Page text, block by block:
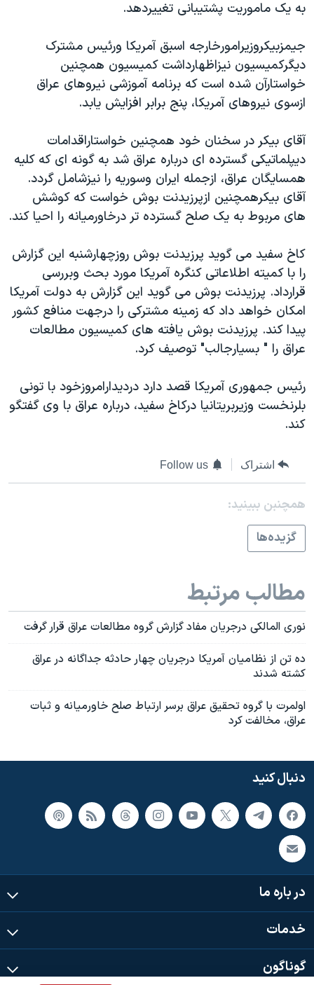
اسرائیل در جنگ
نرگس محمدی برنده جایزه نوبل صلح
همایش محافظه‌کاران آمریکا «سی‌پک»
سفر پرزیدنت ترامپ به چین
به يک ماموريت پشتيبانی تغييردهد.
جيمزبيکروزيرامورخارجه اسبق آمريکا ورئيس مشترک
ديگرکميسيون نيزاظهارداشت کميسيون همچنين
خواستارآن شده است که برنامه آموزشی نيروهای عراق
ازسوی نيروهای آمريکا، پنج برابر افزايش يابد.
آقای بيکر در سخنان خود همچنين خواستاراقدامات
ديپلماتيکی گسترده ای درباره عراق شد به گونه ای که کليه
همسايگان عراق، ازجمله ايران وسوريه را نيزشامل گردد.
آقای بيکرهمچنين ازپرزيدنت بوش خواست که کوشش
های مربوط به يک صلح گسترده تر درخاورميانه را احيا کند.
کاخ سفيد می گويد پرزيدنت بوش روزچهارشنبه اين گزارش
را با کميته اطلاعاتی کنگره آمريکا مورد بحث وبررسی
قرارداد. پرزيدنت بوش می گويد اين گزارش به دولت آمريکا
امکان خواهد داد که زمينه مشترکی را درجهت منافع کشور
پيدا کند. پرزيدنت بوش يافته های کميسيون مطالعات
عراق را " بسيارجالب" توصيف کرد.
رئيس جمهوری آمريکا قصد دارد درديدارامروزخود با تونی
بلرنخست وزيربريتانيا درکاخ سفيد، درباره عراق با وی گفتگو
کند.
اشتراک Follow us
همچنبن ببینید:
گزيده‌ها
مطالب مرتبط
نوری المالکی درجريان مفاد گزارش گروه مطالعات عراق قرار گرفت
ده تن از نظاميان آمريکا درجريان چهار حادثه جداگانه در عراق
کشته شدند
اولمرت با گروه تحقيق عراق برسر ارتباط صلح خاورميانه و ثبات
عراق، مخالفت کرد
دنبال کنید
در باره ما
خدمات
گوناگون